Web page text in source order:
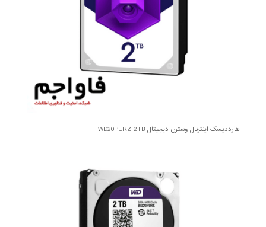
هارددیسک اینترنال وسترن دیجیتال WD20PURZ 2TB